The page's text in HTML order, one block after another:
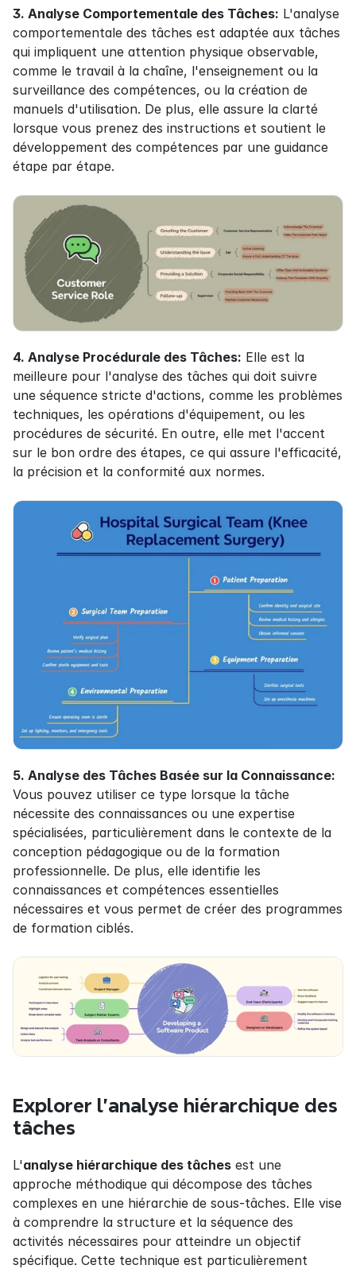
3. Analyse Comportementale des Tâches: L'analyse
comportementale des tâches est adaptée aux tâches
qui impliquent une attention physique observable,
comme le travail à la chaîne, l'enseignement ou la
surveillance des compétences, ou la création de
manuels d'utilisation. De plus, elle assure la clarté
lorsque vous prenez des instructions et soutient le
développement des compétences par une guidance
étape par étape.
4. Analyse Procédurale des Tâches: Elle est la
meilleure pour l'analyse des tâches qui doit suivre
une séquence stricte d'actions, comme les problèmes
techniques, les opérations d'équipement, ou les
procédures de sécurité. En outre, elle met l'accent
sur le bon ordre des étapes, ce qui assure l'efficacité,
la précision et la conformité aux normes.
5. Analyse des Tâches Basée sur la Connaissance:
Vous pouvez utiliser ce type lorsque la tâche
nécessite des connaissances ou une expertise
spécialisées, particulièrement dans le contexte de la
conception pédagogique ou de la formation
professionnelle. De plus, elle identifie les
connaissances et compétences essentielles
nécessaires et vous permet de créer des programmes
de formation ciblés.
Explorer l'analyse hiérarchique des
tâches
L'analyse hiérarchique des tâches est une
approche méthodique qui décompose des tâches
complexes en une hiérarchie de sous-tâches. Elle vise
à comprendre la structure et la séquence des
activités nécessaires pour atteindre un objectif
spécifique. Cette technique est particulièrement